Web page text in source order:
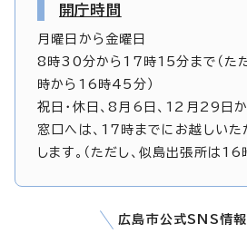
開庁時間
月曜日から金曜日
8時30分から17時15分まで（た
時から16時45分）
祝日・休日、8月6日、12月29日
窓口へは、17時までにお越しいた
します。（ただし、似島出張所は
広島市公式SNS情